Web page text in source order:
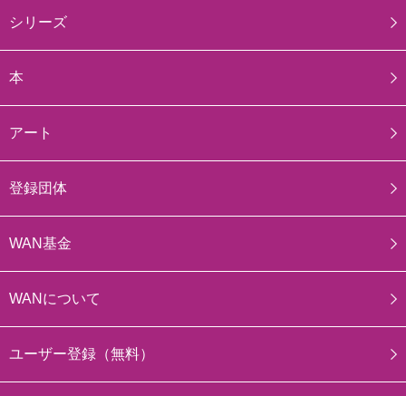
シリーズ
本
アート
登録団体
WAN基金
WANについて
ユーザー登録（無料）